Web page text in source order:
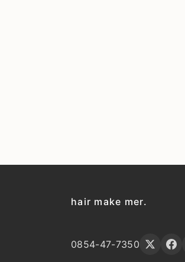
hair make mer.
0854-47-7350